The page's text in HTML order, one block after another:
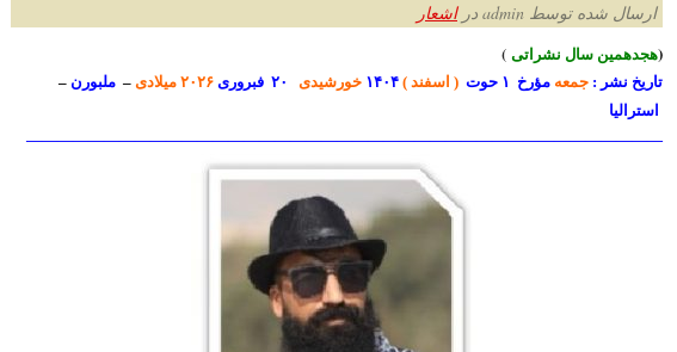
ارسال شده توسط admin در اشعار
(هجدهمین سال نشراتی )
تاریخ نشر : جمعه مؤرخ ۱ حوت ( اسفند ) ۱۴۰۴ خورشیدی فبروری – ملبورن –
استرالیا
—————————————————————————————————————————